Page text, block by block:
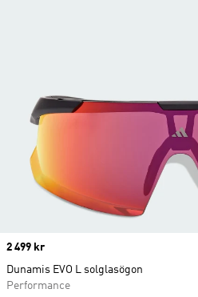
Price
2 499 kr
Dunamis EVO L solglasögon
Performance